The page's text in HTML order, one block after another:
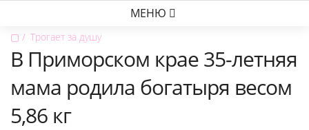
МЕНЮ
▢ Трогает за душу
В Приморском крае 35-летняя
мама родила богатыря весом
5,86 кг